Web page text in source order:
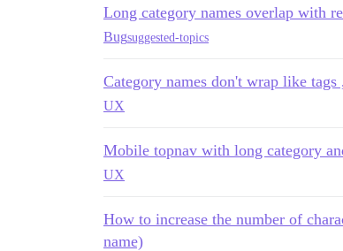
Long category names overlap with
Bugsuggested-topics
Category names don't wrap like
UX
Mobile topnav with long category
UX
How to increase the number of
name)